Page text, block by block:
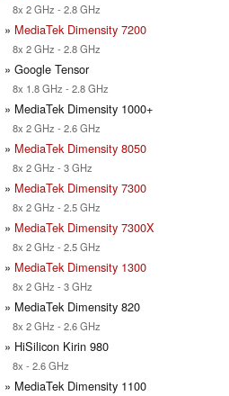
8x 2 GHz - 2.8 GHz
» MediaTek Dimensity 7200
8x 2 GHz - 2.8 GHz
» Google Tensor
8x 1.8 GHz - 2.8 GHz
» MediaTek Dimensity 1000+
8x 2 GHz - 2.6 GHz
» MediaTek Dimensity 8050
8x 2 GHz - 3 GHz
» MediaTek Dimensity 7300
8x 2 GHz - 2.5 GHz
» MediaTek Dimensity 7300X
8x 2 GHz - 2.5 GHz
» MediaTek Dimensity 1300
8x 2 GHz - 3 GHz
» MediaTek Dimensity 820
8x 2 GHz - 2.6 GHz
» HiSilicon Kirin 980
8x - 2.6 GHz
» MediaTek Dimensity 1100